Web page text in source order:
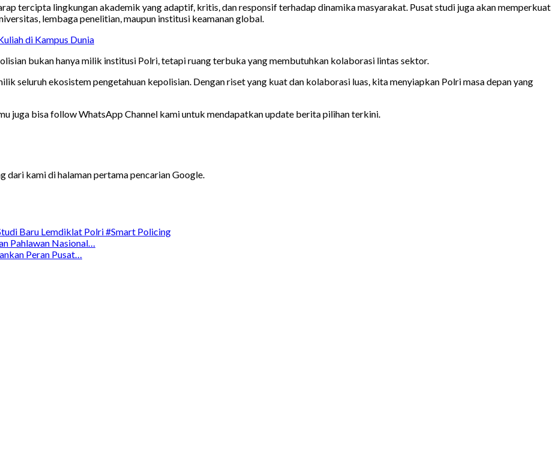
tercipta lingkungan akademik yang adaptif, kritis, dan responsif terhadap dinamika masyarakat. Pusat studi juga akan memperkuat
lembaga penelitian, maupun institusi keamanan global.
di Kampus Dunia
bukan hanya milik institusi Polri, tetapi ruang terbuka yang membutuhkan kolaborasi lintas sektor.
seluruh ekosistem pengetahuan kepolisian. Dengan riset yang kuat dan kolaborasi luas, kita menyiapkan Polri masa depan yang
juga bisa follow WhatsApp Channel kami untuk mendapatkan update berita pilihan terkini.
kami di halaman pertama pencarian Google.
Baru Lemdiklat Polri#Smart Policing
Pahlawan Nasional…
Peran Pusat…